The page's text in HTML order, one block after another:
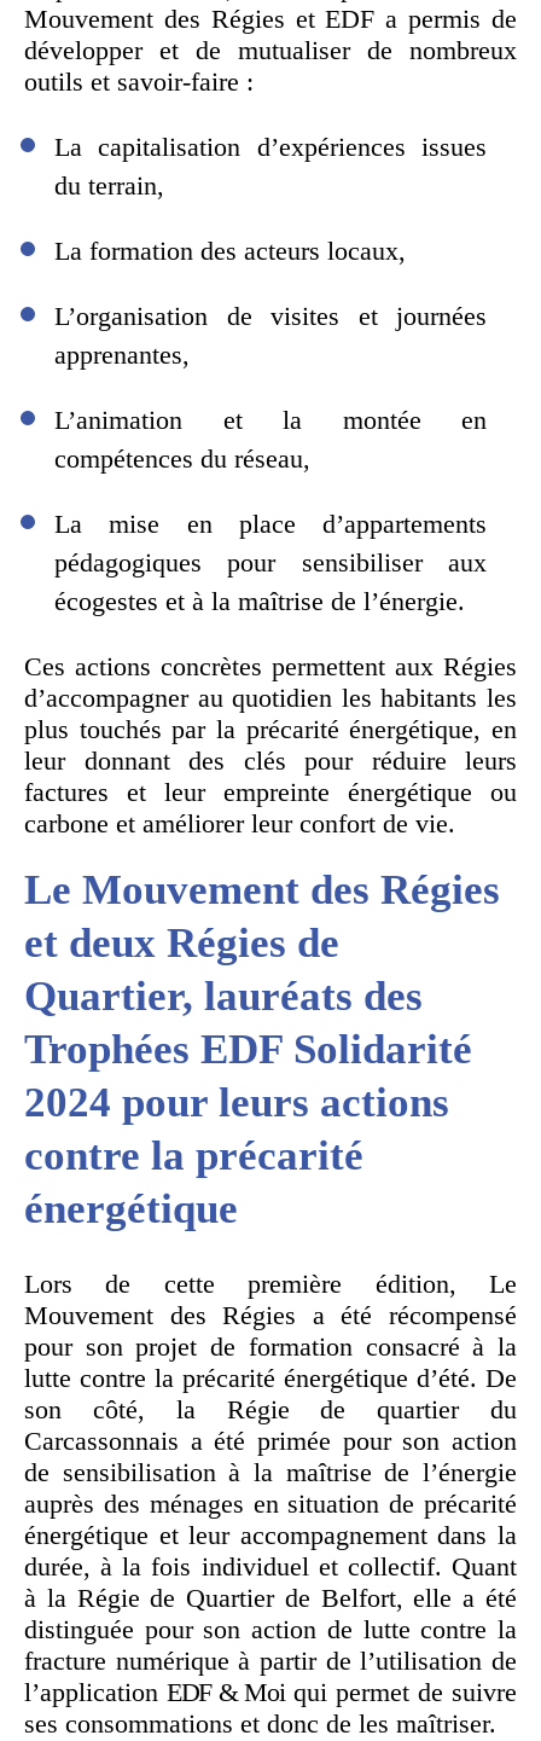
Mouvement des Régies et EDF a permis de
développer et de mutualiser de nombreux
outils et savoir-faire :
La capitalisation d’expériences issues
du terrain,
La formation des acteurs locaux,
L’organisation de visites et journées
apprenantes,
L’animation et la montée en
compétences du réseau,
La mise en place d’appartements
pédagogiques pour sensibiliser aux
écogestes et à la maîtrise de l’énergie.
Ces actions concrètes permettent aux Régies
d’accompagner au quotidien les habitants les
plus touchés par la précarité énergétique, en
leur donnant des clés pour réduire leurs
factures et leur empreinte énergétique ou
carbone et améliorer leur confort de vie.
Le Mouvement des Régies
et deux Régies de
Quartier, lauréats des
Trophées EDF Solidarité
2024 pour leurs actions
contre la précarité
énergétique
Lors de cette première édition, Le
Mouvement des Régies a été récompensé
pour son projet de formation consacré à la
lutte contre la précarité énergétique d’été. De
son côté, la Régie de quartier du
Carcassonnais a été primée pour son action
de sensibilisation à la maîtrise de l’énergie
auprès des ménages en situation de précarité
énergétique et leur accompagnement dans la
durée, à la fois individuel et collectif. Quant
à la Régie de Quartier de Belfort, elle a été
distinguée pour son action de lutte contre la
fracture numérique à partir de l’utilisation de
l’applicationEDF & Moiqui permet de suivre
ses consommations et donc de les maîtriser.